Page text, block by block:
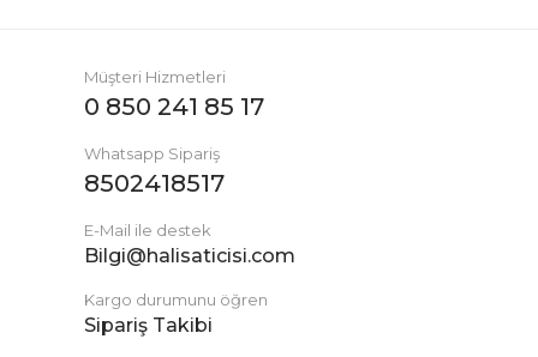
Müşteri Hizmetleri
0 850 241 85 17
Whatsapp Sipariş
8502418517
E-Mail ile destek
Bilgi@halisaticisi.com
Kargo durumunu öğren
Sipariş Takibi